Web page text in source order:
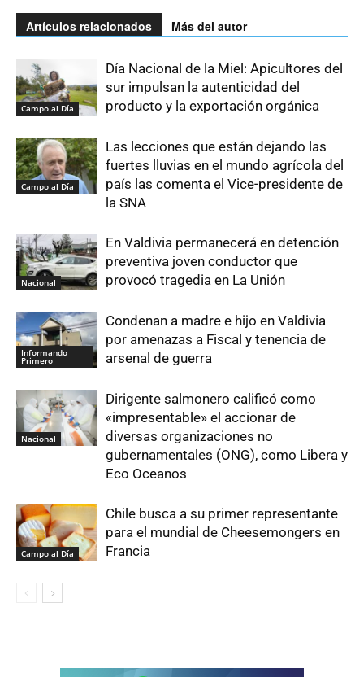
Artículos relacionados Más del autor
Campo al Día
Día Nacional de la Miel: Apicultores del
sur impulsan la autenticidad del
producto y la exportación orgánica
Campo al Día
Las lecciones que están dejando las
fuertes lluvias en el mundo agrícola del
país las comenta el Vice-presidente de
la SNA
Nacional
En Valdivia permanecerá en detención
preventiva joven conductor que
provocó tragedia en La Unión
Informando
Primero
Condenan a madre e hijo en Valdivia
por amenazas a Fiscal y tenencia de
arsenal de guerra
Nacional
Dirigente salmonero calificó como
«impresentable» el accionar de
diversas organizaciones no
gubernamentales (ONG), como Libera y
Eco Oceanos
Campo al Día
Chile busca a su primer representante
para el mundial de Cheesemongers en
Francia